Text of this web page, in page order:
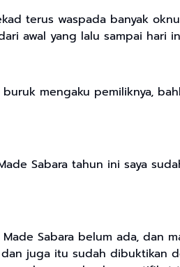
terus waspada banyak
awal yang lalu sampai hari
buruk mengaku pemiliknya,
Sabara tahun ini saya
Sabara belum ada, dan
juga itu sudah dibuktikan